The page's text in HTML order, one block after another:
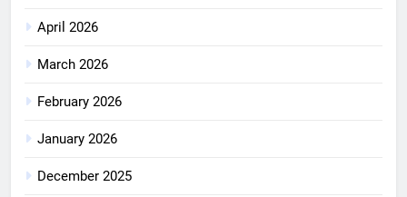
April 2026
March 2026
February 2026
January 2026
December 2025